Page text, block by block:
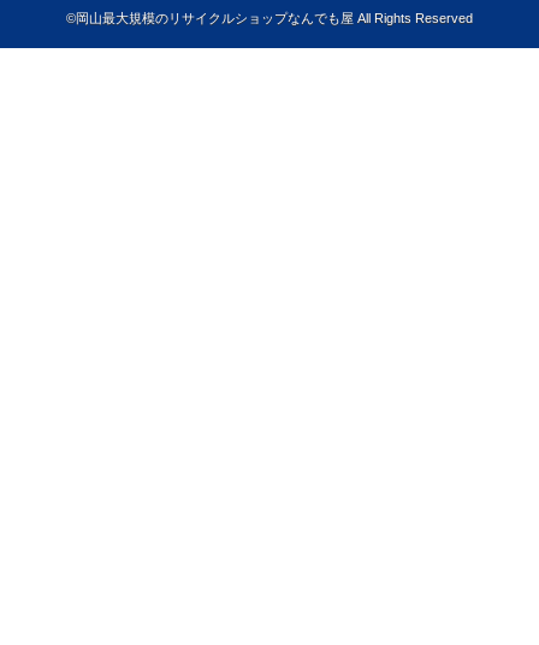
©岡山最大規模のリサイクルショップなんでも屋 All Rights Reserved